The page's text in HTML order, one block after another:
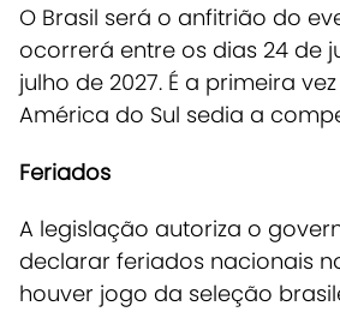
O Brasil será o anfitrião do
ocorrerá entre os dias 24 de
julho de 2027. É a primeira
América do Sul sedia a
Feriados
A legislação autoriza o
declarar feriados nacionais
houver jogo da seleção